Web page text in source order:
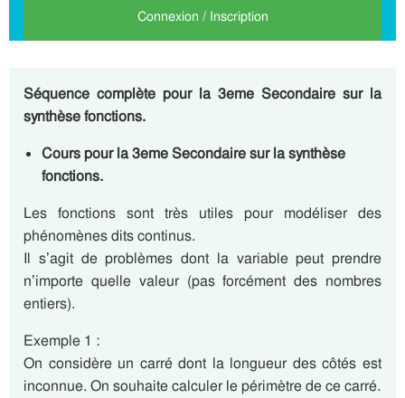
Connexion / Inscription
Séquence complète pour la 3eme Secondaire sur la
synthèse fonctions.
Cours pour la 3eme Secondaire sur la synthèse
fonctions.
Les fonctions sont très utiles pour modéliser des
phénomènes dits continus.
Il s’agit de problèmes dont la variable peut prendre
n’importe quelle valeur (pas forcément des nombres
entiers).
Exemple 1 :
On considère un carré dont la longueur des côtés est
inconnue. On souhaite calculer le périmètre de ce carré.